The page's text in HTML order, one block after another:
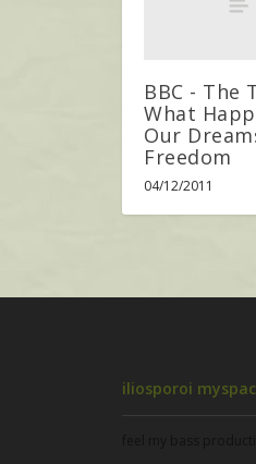
BBC - The
What
Our
Freedom
04/12/2011
iliosporoi